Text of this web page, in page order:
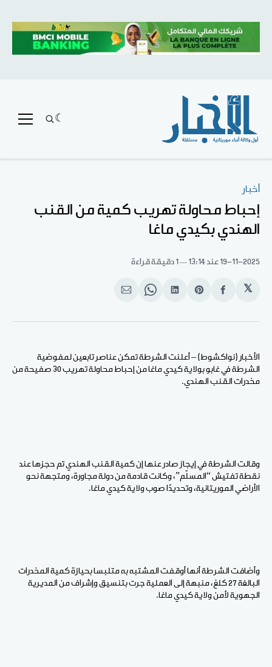
أخبار
إحباط محاولة تهريب كمية من القنب
الهندي بكيدي ماغا
19-11-2025 عند 13:14 1 دقيقة قراءة
𝕏
انشر
الفيسبوك
Share
Pinterest
انشر
لينكد
Share
WhatsApp
انشر
الإيميل
الأخبار (نواكشوط) – أعلنت الشرطة تمكن عناصر تابعين لمفوضية
الشرطة في غابو بولاية كيدي ماغا من إحباط محاولة تهريب 30 صفيحة من
مخدرات القنب الهندي.
وقالت الشرطة في إيجاز صادر عنها إن كمية القنب الهندي تم حجزها عند
نقطة تفتيش “المسلّم”، وكانت قادمة من دولة مجاورة، ومتجهة نحو
الأراضي الموريتانية، وتحديدًا صوب ولاية كيدي ماغا.
وأضافت الشرطة أنها أوقفت المشتبه به متلبسا بحيازة كمية المخدرات
البالغة 27 كلغ، منبهة إلى العملية جرت بتنسيق وإشراف من المديرية
الجهوية لأمن ولاية كيدي ماغا.